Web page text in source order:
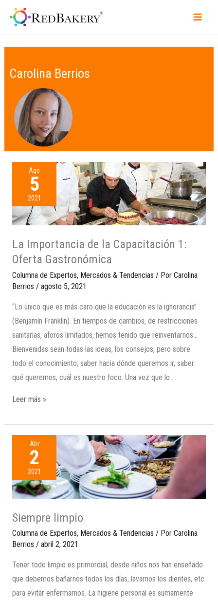
Carolina Berrios
Ago
5
2021
La Importancia de la Capacitación 1:
Oferta Gastronómica
Columna de Expertos, Mercados & Tendencias / Por Carolina
Berrios / agosto 5, 2021
“Lo único que es más caro que la educación es la ignorancia”
(Benjamín Franklin). En tiempos de cambios, de restricciones
sanitarias, aforos limitados, hemos tenido que reinventarnos…
Bienvenidas sean todas las ideas, los consejos, pero sobre
todo el conocimiento; saber hacia dónde queremos ir, saber
qué queremos, cuál es nuestro foco. Una vez que lo …
Leer más »
Abr
2
2021
Siempre limpio
Columna de Expertos, Mercados & Tendencias / Por Carolina
Berrios / abril 2, 2021
Tener todo limpio es primordial, desde niños nos han enseñado
que debemos bañarnos todos los días, lavarnos los dientes, etc.
para evitar enfermarnos. La higiene personal es sumamente